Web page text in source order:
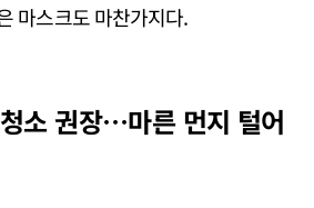
마스크도 마찬가지다.
소 권장…마른 먼지 털어